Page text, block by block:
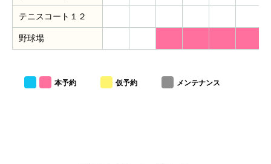
テニスコート１２
野球場
本予約 仮予約 メンテナンス